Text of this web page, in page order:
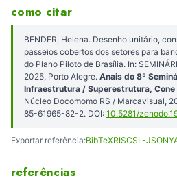
como citar
BENDER, Helena. Desenho unitário,
passeios cobertos dos setores para
do Plano Piloto de Brasília. In:
2025, Porto Alegre. Anais do 8º
Infraestrutura / Superestrutura, Cone
Núcleo Docomomo RS / Marcavisual,
85-61965-82-2. DOI: 10.5281/
Exportar referência:BibTeXRISCSL-JSON
referências